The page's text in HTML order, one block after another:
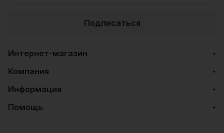
Подписаться
Интернет-магазин
Компания
Информация
Помощь